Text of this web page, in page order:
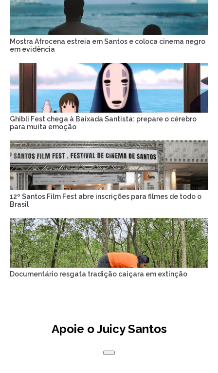
Mostra Afrocena estreia em Santos e coloca cinema negro
em evidência
Ghibli Fest chega à Baixada Santista: prepare o cérebro
para muita emoção
12º Santos Film Fest abre inscrições para filmes de todo o
Brasil
Documentário resgata tradição caiçara em extinção
Apoie o Juicy Santos